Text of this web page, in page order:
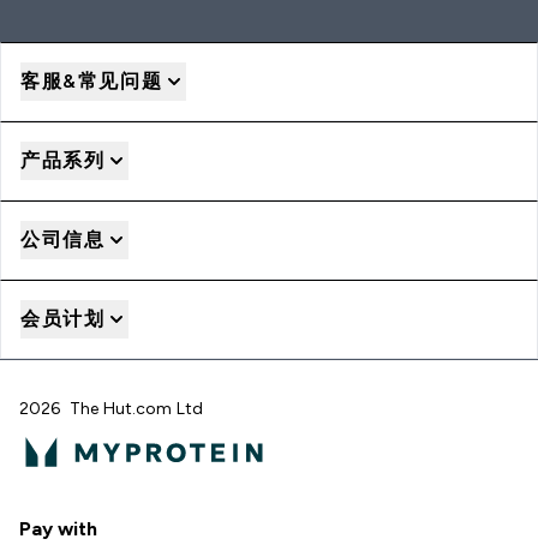
客服&常见问题
产品系列
公司信息
会员计划
2026 The Hut.com Ltd
Pay with